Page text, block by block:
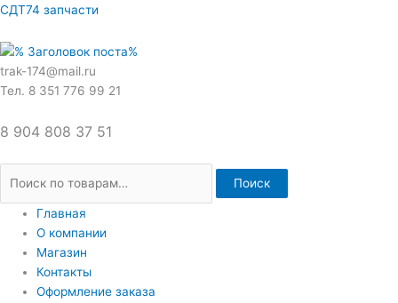
Перейти
содержимому
СДТ74 запчасти
trak-174@mail.ru
Тел. 8 351 776 99 21
8 904 808 37 51
Искать:
Поиск
Главная
О компании
Магазин
Контакты
Оформление заказа